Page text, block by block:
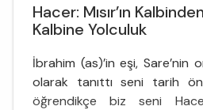
Hacer: Mısır’ın
Kalbine Yolculuk
İbrahim (as)’in eşi, Sare’nin
olarak tanıttı seni tarih
öğrendikçe biz seni